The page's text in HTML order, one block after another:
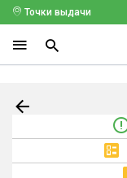
Точки выдачи